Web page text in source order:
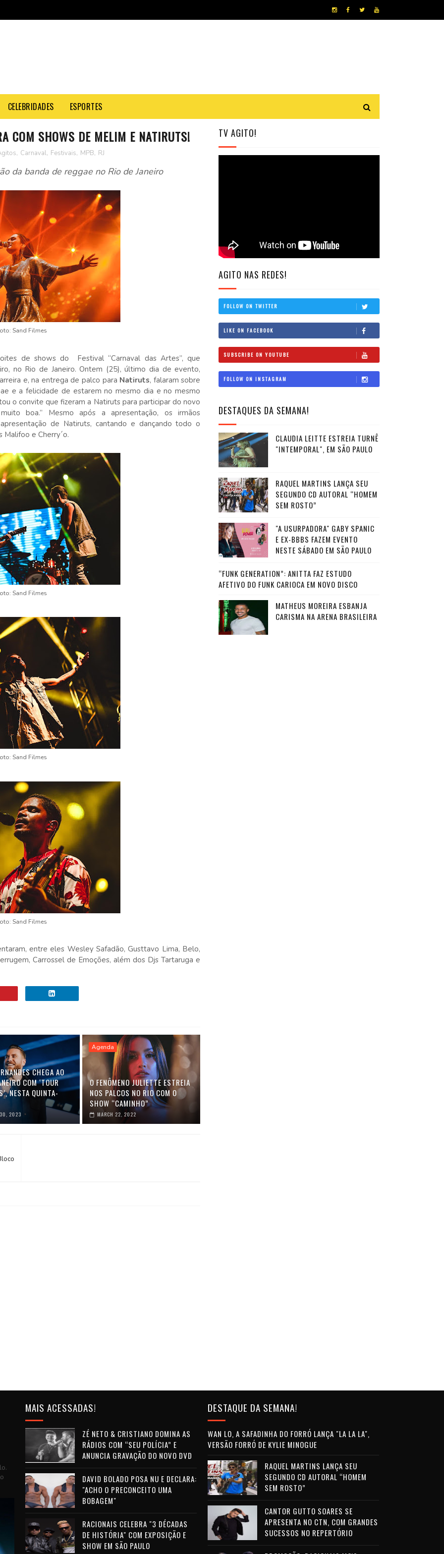
CELEBRIDADES ESPORTES
COM SHOWS DE MELIM E NATIRUTS!
, Carnaval, Festivais, MPB, RJ
da banda de reggae no Rio de Janeiro
Sand Filmes
de shows do Festival “Carnaval das Artes”, que
no Rio de Janeiro. Ontem (25), último dia de evento,
e, na entrega de palco para Natiruts, falaram sobre
e a felicidade de estarem no mesmo dia e no mesmo
o convite que fizeram a Natiruts para participar do novo
boa.” Mesmo após a apresentação, os irmãos
de Natiruts, cantando e dançando todo o
e Cherry´o.
Sand Filmes
Sand Filmes
Sand Filmes
entre eles Wesley Safadão, Gusttavo Lima, Belo,
Carrossel de Emoções, além dos Djs Tartaruga e
CHEGA AO
COM ‘TOUR
NESTA QUINTA-
30, 2023
Agenda
O FENÔMENO JULIETTE ESTREIA
NOS PALCOS NO RIO COM O
SHOW “CAMINHO”
MARCH 22, 2022
TV AGITO!
AGITO NAS REDES!
FOLLOW ON TWITTER
LIKE ON FACEBOOK
SUBSCRIBE ON YOUTUBE
FOLLOW ON INSTAGRAM
DESTAQUES DA SEMANA!
CLAUDIA LEITTE ESTREIA TURNÊ
"INTEMPORAL", EM SÃO PAULO
RAQUEL MARTINS LANÇA SEU
SEGUNDO CD AUTORAL “HOMEM
SEM ROSTO”
"A USURPADORA" GABY SPANIC
E EX-BBBS FAZEM EVENTO
NESTE SÁBADO EM SÃO PAULO
“FUNK GENERATION”: ANITTA FAZ ESTUDO
AFETIVO DO FUNK CARIOCA EM NOVO DISCO
MATHEUS MOREIRA ESBANJA
CARISMA NA ARENA BRASILEIRA
MAIS ACESSADAS!
ZÉ NETO & CRISTIANO DOMINA AS
RÁDIOS COM “SEU POLÍCIA” E
ANUNCIA GRAVAÇÃO DO NOVO DVD
DAVID BOLADO POSA NU E DECLARA:
"ACHO O PRECONCEITO UMA
BOBAGEM"
RACIONAIS CELEBRA "3 DÉCADAS
DE HISTÓRIA" COM EXPOSIÇÃO E
SHOW EM SÃO PAULO
DESTAQUE DA SEMANA!
WAN LO, A SAFADINHA DO FORRÓ LANÇA "LA LA LA",
VERSÃO FORRÓ DE KYLIE MINOGUE
RAQUEL MARTINS LANÇA SEU
SEGUNDO CD AUTORAL “HOMEM
SEM ROSTO”
CANTOR GUTTO SOARES SE
APRESENTA NO CTN, COM GRANDES
SUCESSOS NO REPERTÓRIO